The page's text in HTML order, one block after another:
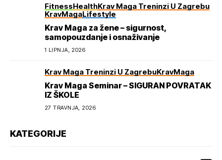
FitnessHealthKrav Maga Treninzi U Zagrebu
KravMagaLifestyle
Krav Maga za žene – sigurnost,
samopouzdanje i osnaživanje
1 LIPNJA, 2026
Krav Maga Treninzi U ZagrebuKravMaga
Krav Maga Seminar – SIGURAN POVRATAK
IZ ŠKOLE
27 TRAVNJA, 2026
KATEGORIJE